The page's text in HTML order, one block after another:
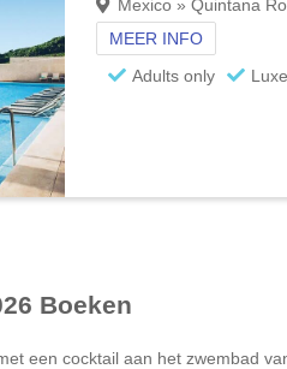
Mexico » Quintana
MEER INFO
Adults only
Luxe
Boeken
een cocktail aan het zwembad